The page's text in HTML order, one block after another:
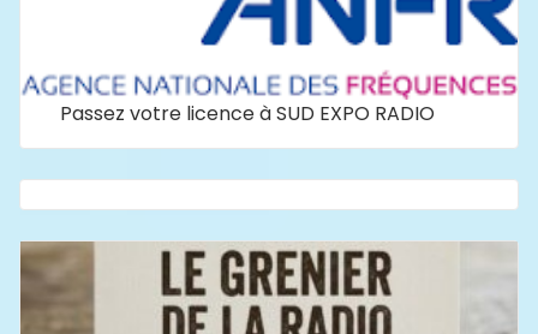
Passez votre licence à SUD EXPO RADIO